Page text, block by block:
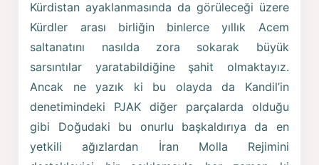
Kürdistan ayaklanmasında da görüleceği üzere
Kürdler arası birliğin binlerce yıllık Acem
saltanatını nasılda zora sokarak büyük
sarsıntılar yaratabildiğine şahit olmaktayız.
Ancak ne yazık ki bu olayda da Kandil’in
denetimindeki PJAK diğer parçalarda olduğu
gibi Doğudaki bu onurlu başkaldırıya da en
yetkili ağızlardan İran Molla Rejimini